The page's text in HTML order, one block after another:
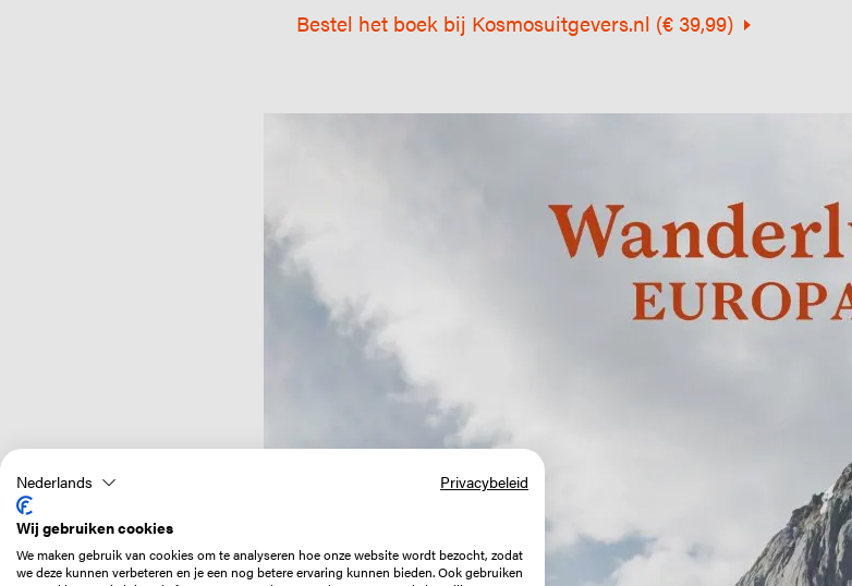
Bestel het boek bij Kosmosuitgevers.nl (€ 39,99)
Nederlands Privacybeleid
Wij gebruiken cookies
We maken gebruik van cookies om te analyseren hoe onze website wordt bezocht, zodat
we deze kunnen verbeteren en je een nog betere ervaring kunnen bieden. Ook gebruiken